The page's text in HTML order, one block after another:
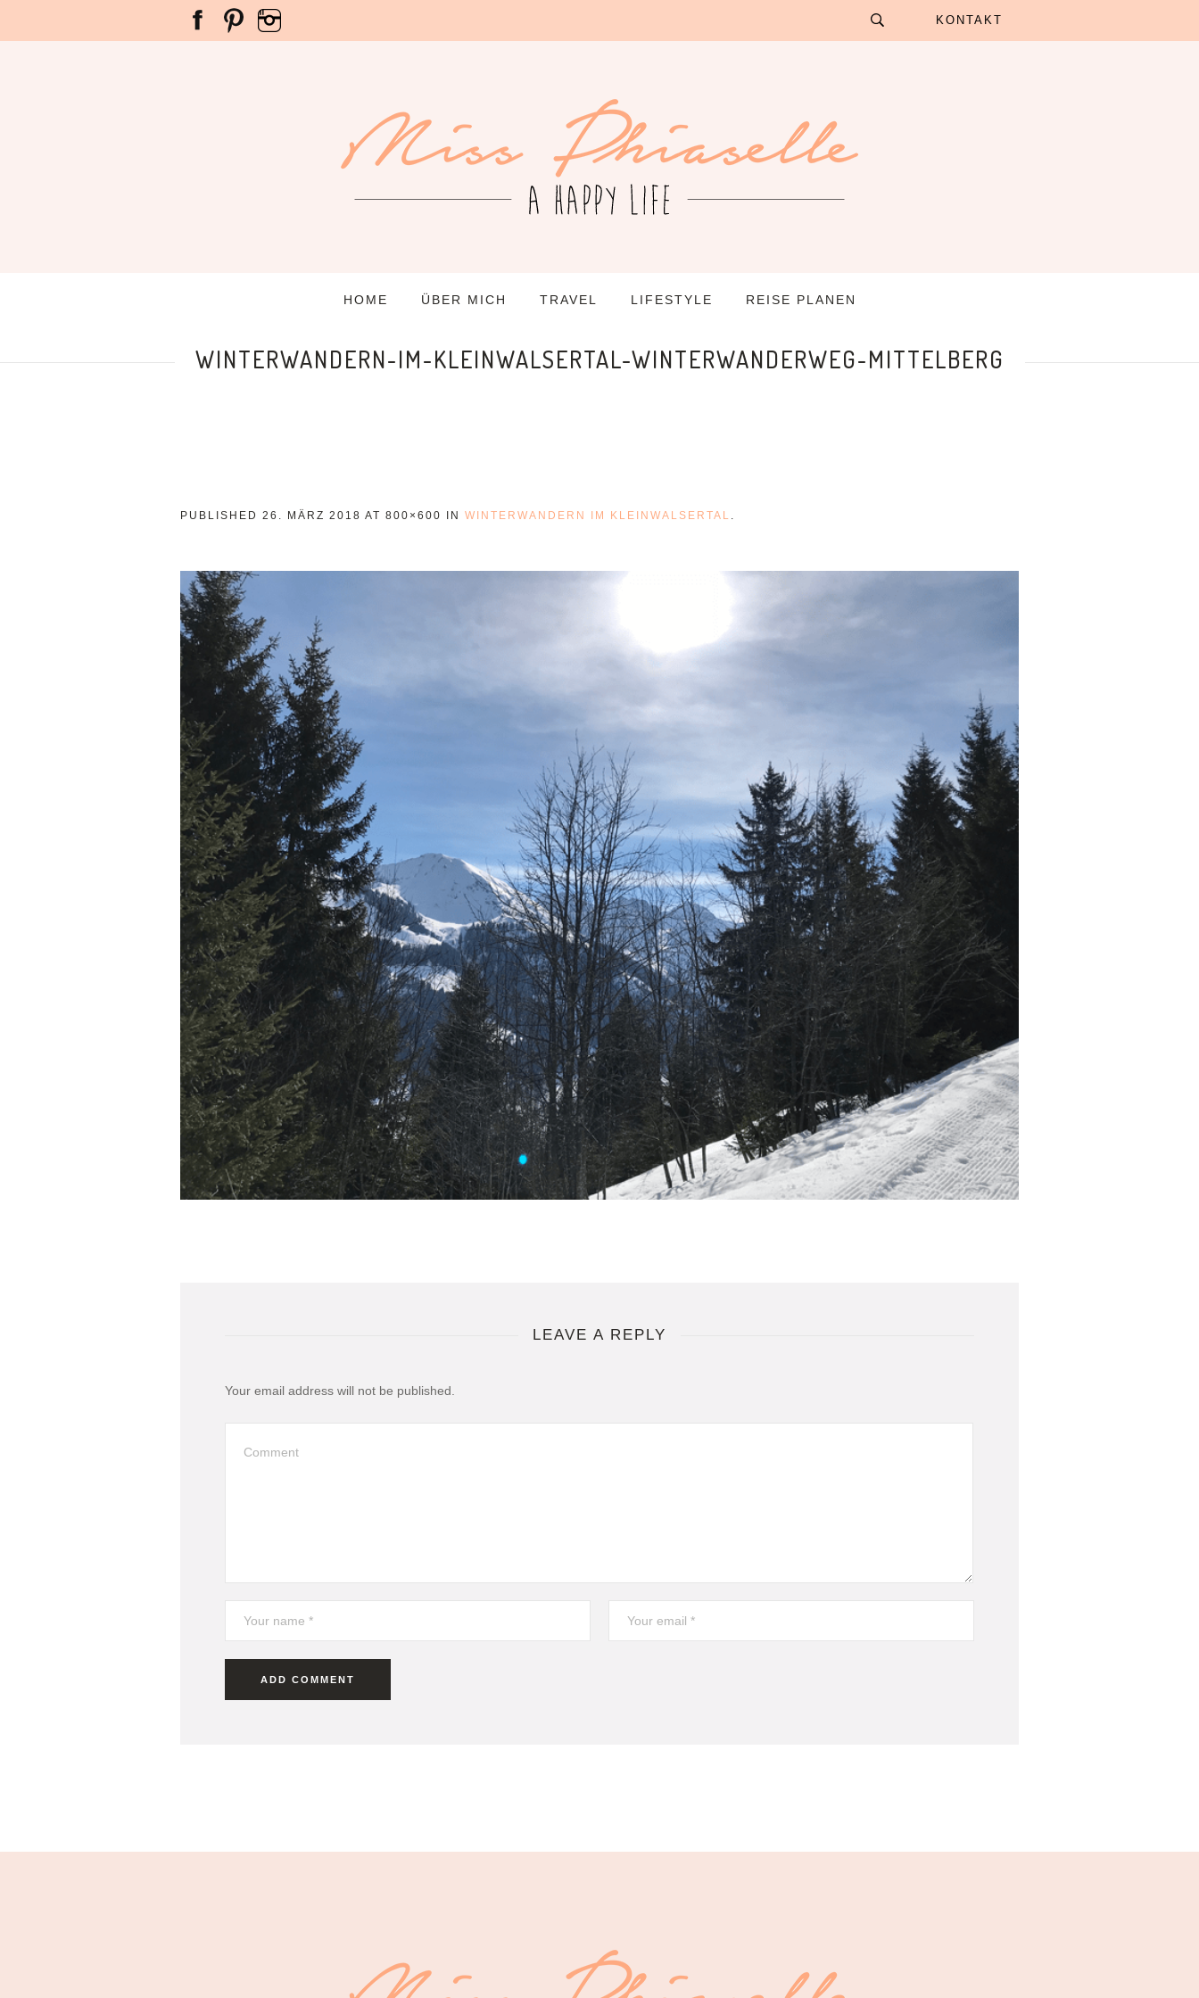
KONTAKT
HOME ÜBER MICH TRAVEL LIFESTYLE REISE PLANEN
WINTERWANDERN-IM-KLEINWALSERTAL-WINTERWANDERWEG-MITTELBERG
PUBLISHED 26. MÄRZ 2018 AT 800×600 IN WINTERWANDERN IM KLEINWALSERTAL .
LEAVE A REPLY
Your email address will not be published.